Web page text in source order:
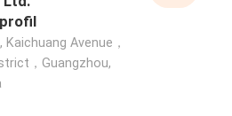
Kaichuang Avenue，
，Guangzhou,